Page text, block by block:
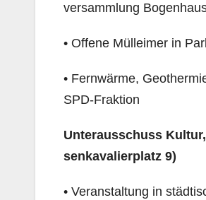
versammlung
• Offene Mülleimer in
• Fernwärme,
SPD-Fraktion
Unterausschuss
senkavalierplatz 9)
• Veranstaltung in